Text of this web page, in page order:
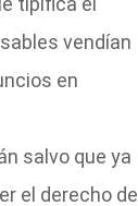
vendían
en
salvo que ya
el derecho de